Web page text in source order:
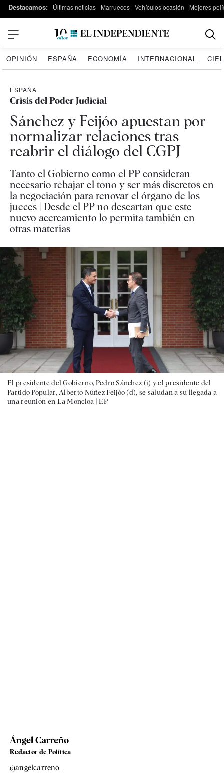
Destacamos: Últimas noticias Marruecos Vehículos ocasión Mejores
OPINIÓN ESPAÑA ECONOMÍA INTERNACIONAL
ESPAÑA
Crisis del Poder Judicial
Sánchez y Feijóo apuestan por
normalizar relaciones tras
reabrir el diálogo del CGPJ
Tanto el Gobierno como el PP consideran
necesario rebajar el tono y ser más discretos en
la negociación para renovar el órgano de los
jueces | Desde el PP no descartan que este
nuevo acercamiento lo permita también en
otras materias
El presidente del Gobierno, Pedro Sánchez (i) y el presidente del
Partido Popular, Alberto Núñez Feijóo (d), se saludan a su llegada a
una reunión en La Moncloa |EP
Ángel Carreño
Redactor de Política
@angelcarreno_